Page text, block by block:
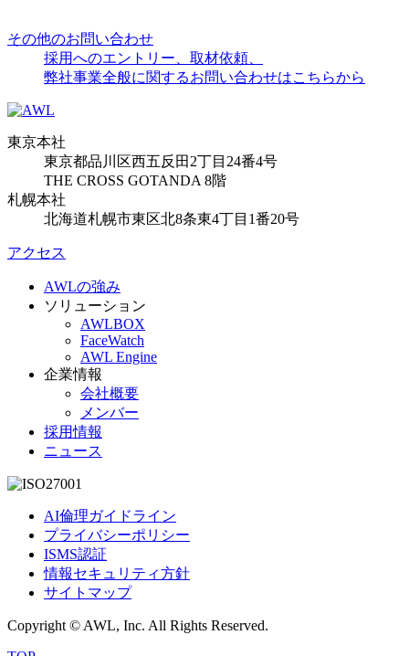
その他のお問い合わせ
採用へのエントリー、取材依頼、
弊社事業全般に関するお問い合わせはこちらから
東京本社
東京都品川区西五反田2丁目24番4号
THE CROSS GOTANDA 8階
札幌本社
北海道札幌市東区北8条東4丁目1番20号
アクセス
AWLの強み
ソリューション
AWLBOX
FaceWatch
AWL Engine
企業情報
会社概要
メンバー
採用情報
ニュース
AI倫理ガイドライン
プライバシーポリシー
ISMS認証
情報セキュリティ方針
サイトマップ
Copyright © AWL, Inc. All Rights Reserved.